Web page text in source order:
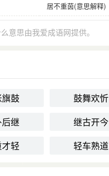
居不重茵(意思解释)
意思由我爱成语网提供。
鼓 鼓舞欢忻
继 继古开今
轻 轻车熟道